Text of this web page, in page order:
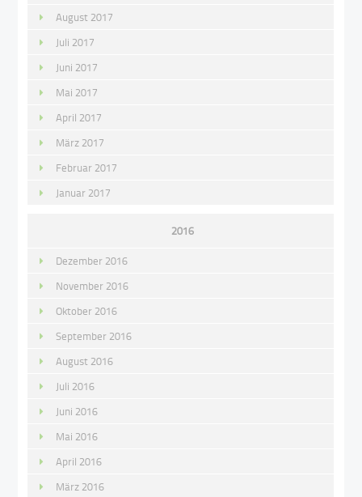
August 2017
Juli 2017
Juni 2017
Mai 2017
April 2017
März 2017
Februar 2017
Januar 2017
2016
Dezember 2016
November 2016
Oktober 2016
September 2016
August 2016
Juli 2016
Juni 2016
Mai 2016
April 2016
März 2016